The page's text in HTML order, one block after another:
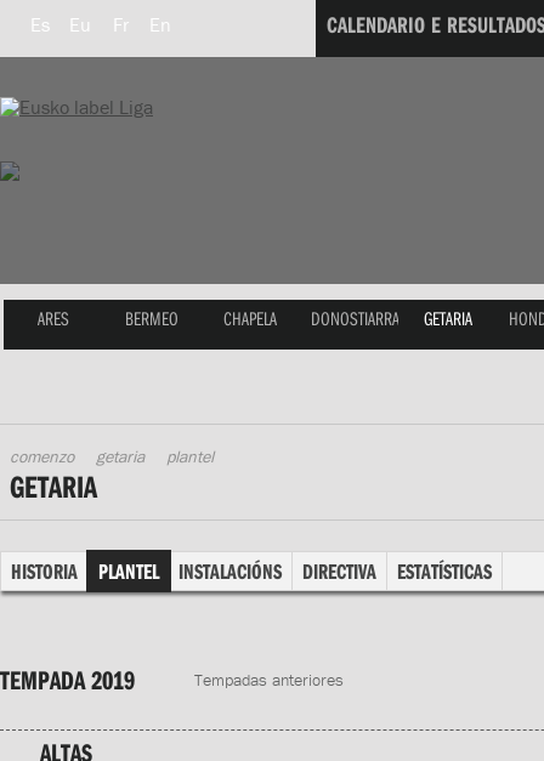
Es Eu Fr En CALENDARIO E
ARES BERMEO CHAPELA DONOSTIARRA GETARIA
comenzo getaria plantel
GETARIA
HISTORIA PLANTEL INSTALACIÓNS DIRECTIVA ESTATÍSTICAS
TEMPADA 2019 Tempadas anteriores
ALTAS